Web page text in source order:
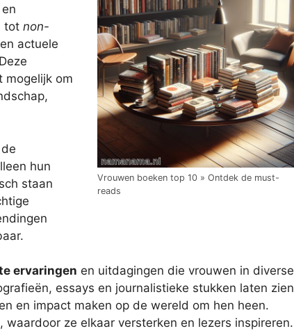
Vrouwen boeken top 10 » Ontdek de must-
reads
tot non-
actuele
mogelijk om
hun
staan
ervaringen en uitdagingen die vrouwen in diverse
essays en journalistieke stukken laten zien
en impact maken op de wereld om hen heen.
ze elkaar versterken en lezers inspireren.